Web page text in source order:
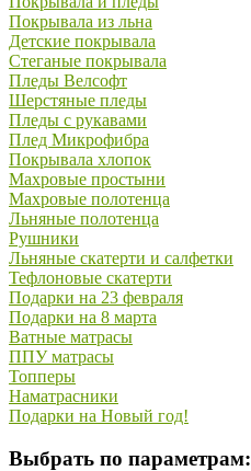
Покрывала из льна
Детские покрывала
Стеганые покрывала
Пледы Велсофт
Шерстяные пледы
Пледы с рукавами
Плед Микрофибра
Покрывала хлопок
Махровые простыни
Махровые полотенца
Льняные полотенца
Рушники
Льняные скатерти и салфетки
Тефлоновые скатерти
Подарки на 23 февраля
Подарки на 8 марта
Ватные матрасы
ППУ матрасы
Топперы
Наматрасники
Подарки на Новый год!
Выбрать по параметрам: